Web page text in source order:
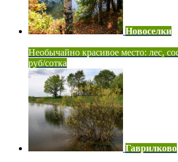
Новоселки
Необычайно красивое место: лес,
руб/сотка
Гаврилково